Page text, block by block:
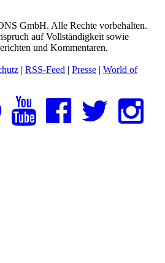
GmbH. Alle Rechte vorbehalten.
auf Vollständigkeit sowie
und Kommentaren.
| RSS-Feed | Presse | World of